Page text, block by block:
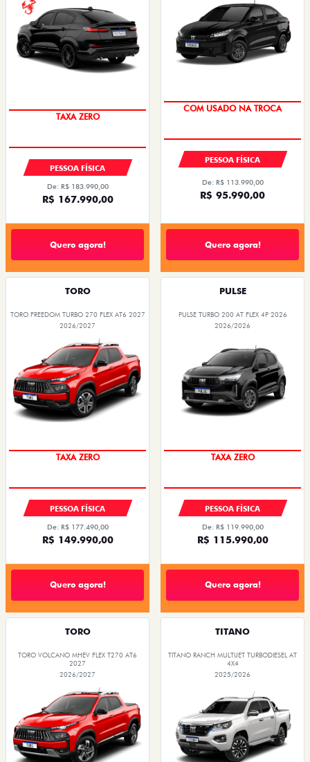
PESSOA FÍSICA
De: R$ 183.990,00
R$ 167.990,00
Quero agora!
COM USADO NA TROCA
PESSOA FÍSICA
De: R$ 113.990,00
R$ 95.990,00
Quero agora!
TORO
TORO FREEDOM TURBO 270 FLEX AT6 2027
2026/2027
PESSOA FÍSICA
De: R$ 177.490,00
R$ 149.990,00
Quero agora!
PULSE
PULSE TURBO 200 AT FLEX 4P 2026
2026/2026
TAXA ZERO
PESSOA FÍSICA
De: R$ 119.990,00
R$ 115.990,00
Quero agora!
TORO
TORO VOLCANO MHEV FLEX T270 AT6
2027
2026/2027
TITANO
TITANO RANCH MULTIJET TURBODIESEL AT
4X4
2025/2026